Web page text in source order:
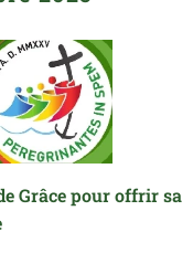
Grâce pour offrir sa